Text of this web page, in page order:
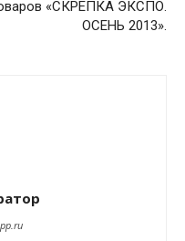
«СКРЕПКА ЭКСПО.
ОСЕНЬ 2013».